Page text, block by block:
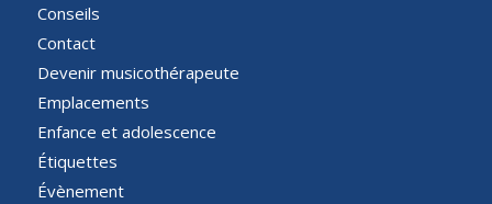
Conseils
Contact
Devenir musicothérapeute
Emplacements
Enfance et adolescence
Étiquettes
Évènement